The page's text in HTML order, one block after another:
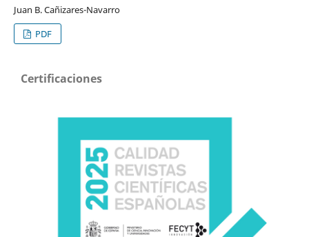
Juan B. Cañizares-Navarro
PDF
Certificaciones